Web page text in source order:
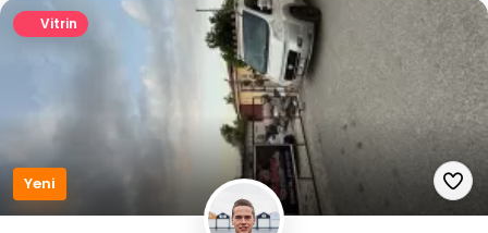
Vitrin
Yeni